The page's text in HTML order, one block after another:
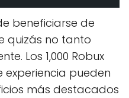
beneficiarse de
quizás no tanto
Los 1,000 Robux
experiencia pueden
más destacados